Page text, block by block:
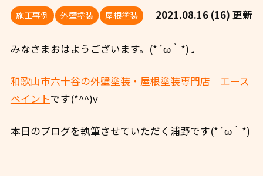
施工事例 外壁塗装 屋根塗装 2021.08.16 (16) 更新
みなさまおはようございます。(*´ω｀*)♩
和歌山市六十谷の外壁塗装・屋根塗装専門店 エース
ペイントです(*^^)v
本日のブログを執筆させていただく浦野です(*´ω｀*)